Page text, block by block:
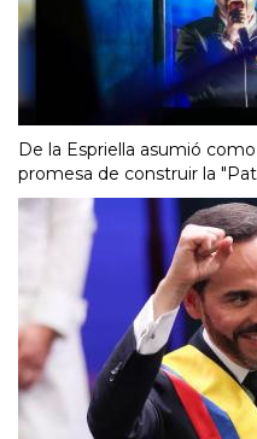
De la Espriella asumió
promesa de construir la